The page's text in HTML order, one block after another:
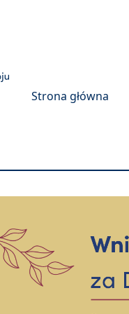
Strona główna